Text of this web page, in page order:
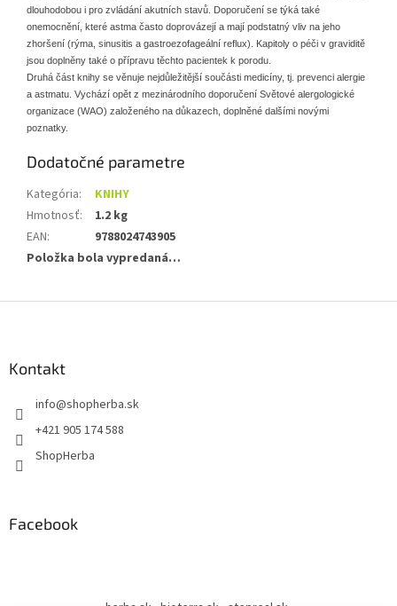
dlouhodobou i pro zvládání akutních stavů. Doporučení se týká také
onemocnění, které astma často doprovázejí a mají podstatný vliv na jeho
zhoršení (rýma, sinusitis a gastroezofageální reflux). Kapitoly o péči v graviditě
jsou doplněny také o přípravu těchto pacientek k porodu.
Druhá část knihy se věnuje nejdůležitější součásti medicíny, tj. prevenci alergie
a astmatu. Vychází opět z mezinárodního doporučení Světové alergologické
organizace (WAO) založeného na důkazech, doplněné dalšími novými
poznatky.
Dodatočné parametre
Kategória:
KNIHY
Hmotnosť:
1.2 kg
EAN:
9788024743905
Položka bola vypredaná…
Kontakt
info@shopherba.sk
+421 905 174 588
ShopHerba
Facebook